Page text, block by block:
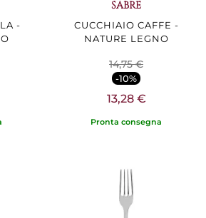
-
SABRE
CUCCHIAIO CAFFE -
NATURE LEGNO
14,75 €
-10%
13,28 €
Pronta consegna